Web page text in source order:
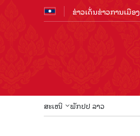
ຂ່າວເດັ່ນຂ່າວການເມືອງ
ສະເໜີ ພັກປປ ລາວ